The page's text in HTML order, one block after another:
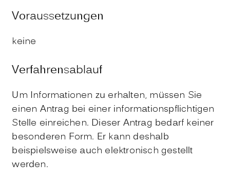
Voraussetzungen
keine
Verfahrensablauf
Um Informationen zu erhalten, müssen Sie
einen Antrag bei einer informationspflichtigen
Stelle einreichen. Dieser Antrag bedarf keiner
besonderen Form. Er kann deshalb
beispielsweise auch elektronisch gestellt
werden.